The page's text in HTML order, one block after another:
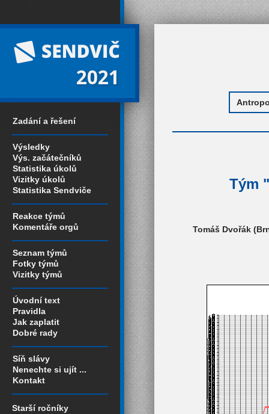
2021
Zadání a řešení
Výsledky
Výs. začátečníků
Statistika úkolů
Vizitky úkolů
Statistika Sendviče
Reakce týmů
Komentáře orgů
Seznam týmů
Fotky týmů
Vizitky týmů
Úvodní text
Pravidla
Jak zaplatit
Dobré rady
Síň slávy
Nenechte si ujít ...
Kontakt
Starší ročníky
Tým
Tomáš Dvořák